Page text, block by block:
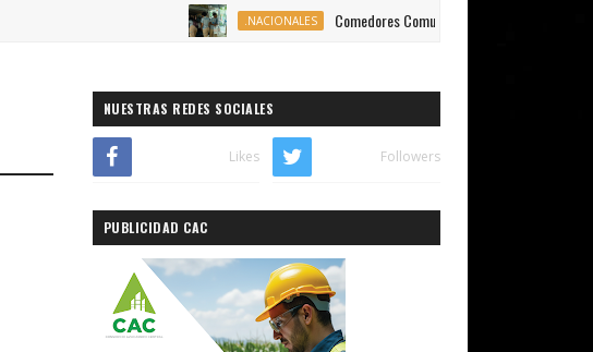
.NACIONALES Comedores Comunitarios de DASAC garantizan
NUESTRAS REDES SOCIALES
Likes Followers
PUBLICIDAD CAC